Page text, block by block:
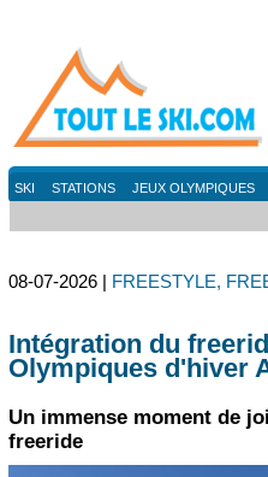
SKI STATIONS JEUX OLYMPIQUES
08-07-2026 | FREESTYLE,
Intégration du
Olympiques d'hiver
Un immense moment de
freeride